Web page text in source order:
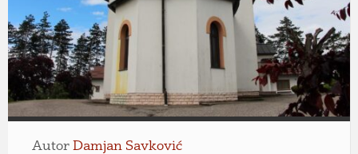
Autor Damjan Savković